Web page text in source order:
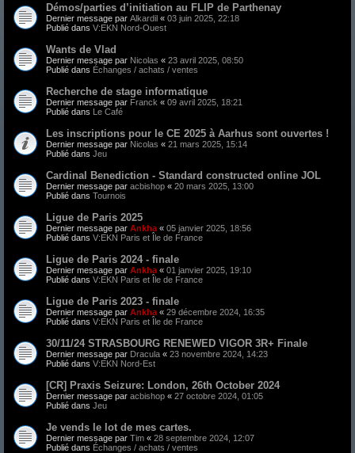
Démos/parties d’initiation au FLIP de Parthenay
Dernier message par Alkardil « 03 juin 2025, 22:18
Publié dans V:EKN Nord-Ouest
Wants de Vlad
Dernier message par Nicolas « 23 avril 2025, 08:50
Publié dans Échanges / achats / ventes
Recherche de stage informatique
Dernier message par Franck « 09 avril 2025, 18:21
Publié dans Le Café
Les inscriptions pour le CE 2025 à Aarhus sont ouvertes !
Dernier message par Nicolas « 21 mars 2025, 15:14
Publié dans Jeu
Cardinal Benediction - Standard constructed online JOL
Dernier message par acbishop « 20 mars 2025, 13:00
Publié dans Tournois
Ligue de Paris 2025
Dernier message par Ankha « 05 janvier 2025, 18:56
Publié dans V:EKN Paris et Île de France
Ligue de Paris 2024 - finale
Dernier message par Ankha « 01 janvier 2025, 19:10
Publié dans V:EKN Paris et Île de France
Ligue de Paris 2023 - finale
Dernier message par Ankha « 29 décembre 2024, 16:35
Publié dans V:EKN Paris et Île de France
30/11/24 STRASBOURG RENEWED VIGOR 3R+ Finale
Dernier message par Dracula « 23 novembre 2024, 14:23
Publié dans V:EKN Nord-Est
[CR] Praxis Seizure: London, 26th October 2024
Dernier message par acbishop « 27 octobre 2024, 01:05
Publié dans Jeu
Je vends le lot de mes cartes.
Dernier message par Tim « 28 septembre 2024, 12:07
Publié dans Échanges / achats / ventes